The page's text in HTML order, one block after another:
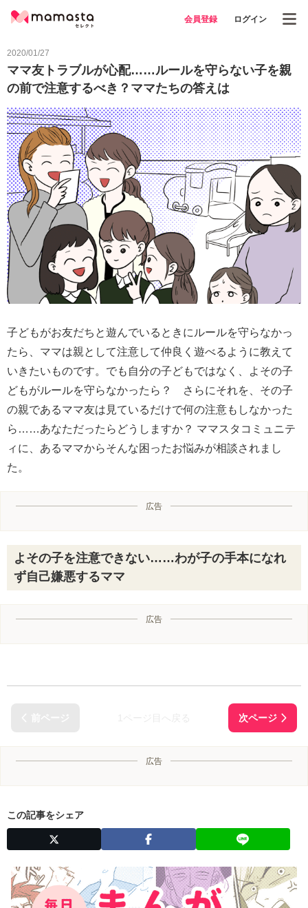
会員登録 ログイン
2020/01/27
ママ友トラブルが心配……ルールを守らない子を親
の前で注意するべき？ママたちの答えは
子どもがお友だちと遊んでいるときにルールを守らなかっ
たら、ママは親として注意して仲良く遊べるように教えて
いきたいものです。でも自分の子どもではなく、よその子
どもがルールを守らなかったら？ さらにそれを、その子
の親であるママ友は見ているだけで何の注意もしなかった
ら……あなただったらどうしますか？ ママスタコミュニテ
ィに、あるママからそんな困ったお悩みが相談されまし
た。
広告
よその子を注意できない……わが子の手本になれ
ず自己嫌悪するママ
広告
広告
この記事をシェア